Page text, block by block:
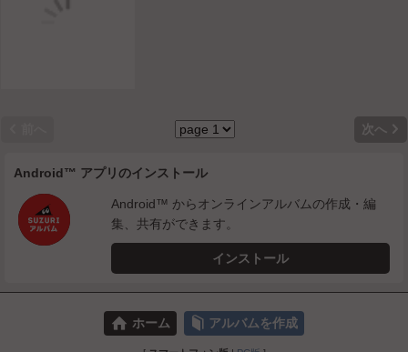
次へ 
Android™ アプリのインストール
Android™ からオンラインアルバムの作成・編
集、共有ができます。
インストール
⌂ ホーム 📕 アルバムを作成